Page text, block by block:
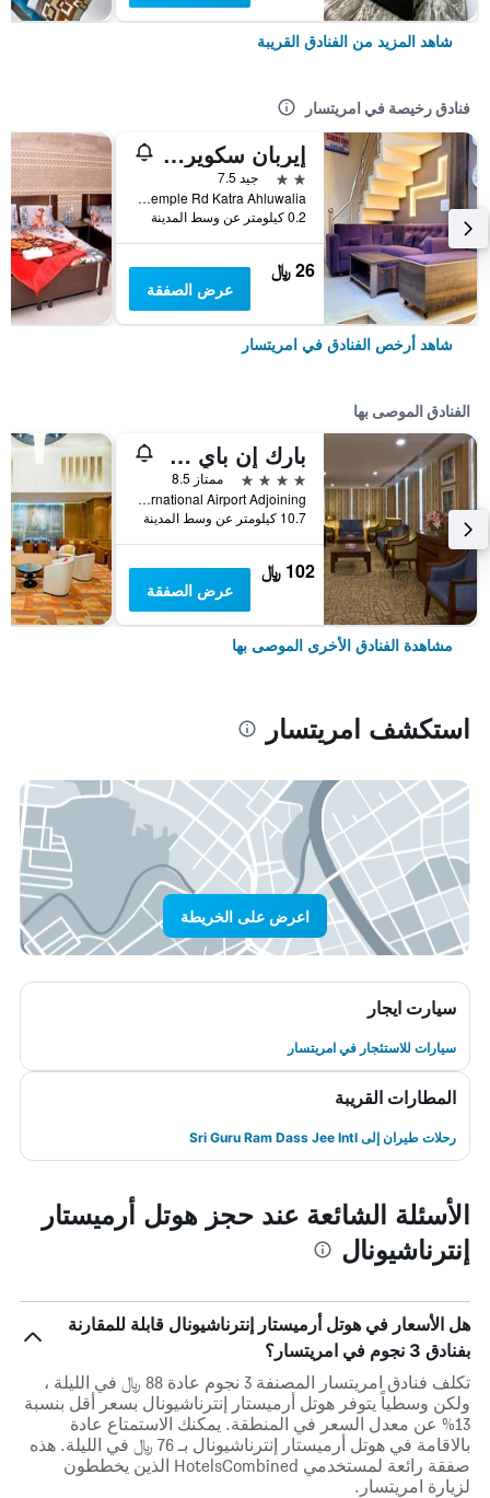
شاهد المزيد من الفنادق القريبة
فنادق رخيصة في امريتسار
إيربان سكوير باي إيربان جالاكسي
2 نجمتين
جيد 7.5
Golden Temple Rd Katra Ahluwalia, امريتسار, الهند
0.2 كيلومتر عن وسط المدينة
26 ﷼
عرض الصفقة
شاهد أرخص الفنادق في امريتسار
الفنادق الموصى بها
بارك إن باي راديسون أمريتسار أيربورت
4 نجوم
ممتاز 8.5
Opposite International Airport Adjoining, امريتسار, الهند
10.7 كيلومتر عن وسط المدينة
102 ﷼
عرض الصفقة
مشاهدة الفنادق الأخرى الموصى بها
استكشف امريتسار
اعرض على الخريطة
سيارت ايجار
سيارات للاستئجار في امريتسار
المطارات القريبة
رحلات طيران إلى Sri Guru Ram Dass Jee Intl
الأسئلة الشائعة عند حجز هوتل أرميستار
إنترناشيونال
هل الأسعار في هوتل أرميستار إنترناشيونال قابلة للمقارنة
بفنادق 3 نجوم في امريتسار؟
تكلف فنادق امريتسار المصنفة 3 نجوم عادة 88 ﷼ في الليلة ،
ولكن وسطياً يتوفر هوتل أرميستار إنترناشيونال بسعر أقل بنسبة
13% عن معدل السعر في المنطقة. يمكنك الاستمتاع عادة
بالاقامة في هوتل أرميستار إنترناشيونال بـ 76 ﷼ في الليلة. هذه
صفقة رائعة لمستخدمي HotelsCombined الذين يخططون
لزيارة امريتسار.